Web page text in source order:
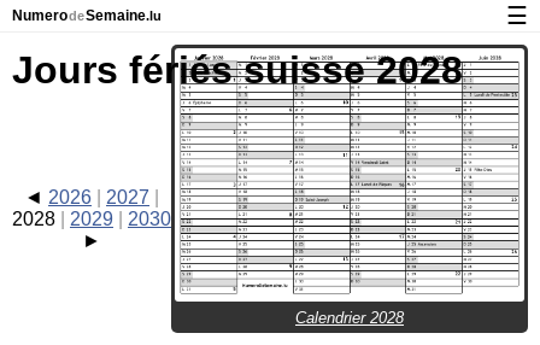
NumerodeSemaine.lu
Calendrier avec jours fériés et numéro des semaines
À propos de NumeroDeSemaine.lu
Confidentialité et cookies
☰
Jours fériés suisse 2028
Calendrier 2028
2026
2027
2028
2029 2030